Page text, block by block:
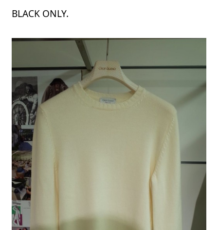
BLACK ONLY.